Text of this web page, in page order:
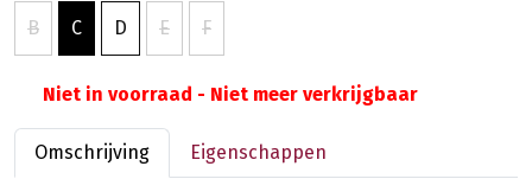
B C D E F
Niet in voorraad - Niet meer verkrijgbaar
Omschrijving Eigenschappen